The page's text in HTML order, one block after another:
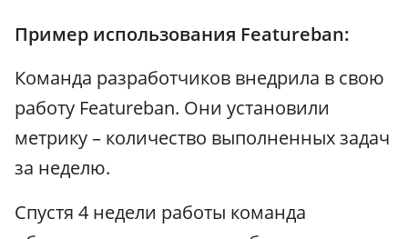
Пример использования Featureban:
Команда разработчиков внедрила в свою
работу Featureban. Они установили
метрику – количество выполненных задач
за неделю.
Спустя 4 недели работы команда